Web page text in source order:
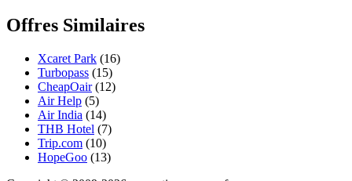
Offres Similaires
Xcaret Park (16)
Turbopass (15)
CheapOair(12)
Air Help (5)
Air India (14)
THB Hotel (7)
Trip.com (10)
HopeGoo (13)